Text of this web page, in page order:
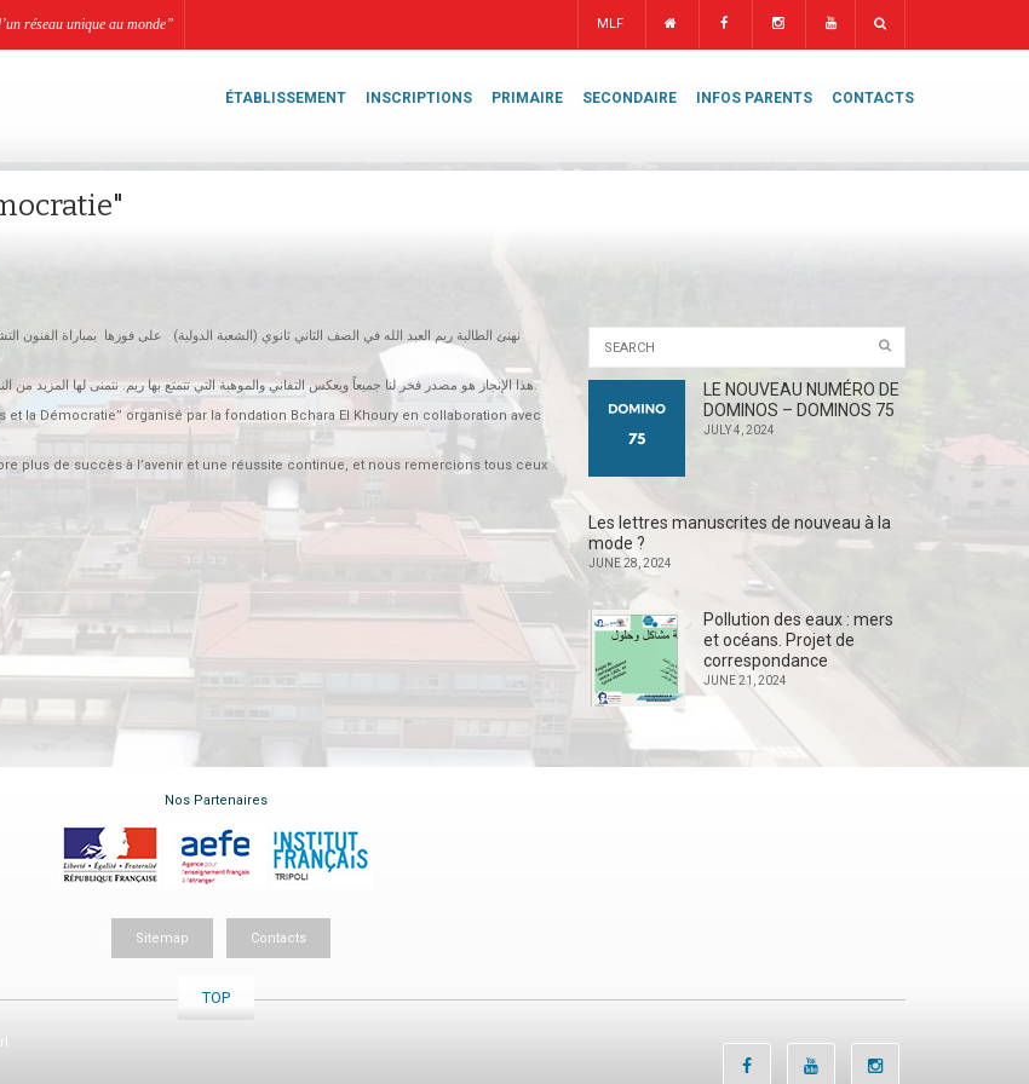
réseau unique au monde” MLF
ÉTABLISSEMENT INSCRIPTIONS PRIMAIRE SECONDAIRE INFOS PARENTS CONTACTS
نهنئ الطالبة ريم العبد الله في الصف الثاني ثانوي (الشعبة الدولية) على فوزها بمباراة الفنون
هذا الإنجاز هو مصدر فخر لنا جميعاً ويعكس التفاني والموهبة التي تتمتع بها ريم. نتمنى لها المزيد من النجاحات المستقبلية والتفوق المستمر ، ونشكر جميع من ساهم في تحقيق هذا النجاح المميز.
la Démocratie” organisé par la fondation Bchara El Khoury en collaboration avec
plus de succès à l’avenir et une réussite continue, et nous remercions tous ceux
LE NOUVEAU NUMÉRO DE
DOMINOS – DOMINOS 75
JULY 4, 2024
Les lettres manuscrites de nouveau à la
mode ?
JUNE 28, 2024
Pollution des eaux : mers
et océans. Projet de
correspondance
JUNE 21, 2024
Nos Partenaires
Sitemap Contacts
TOP